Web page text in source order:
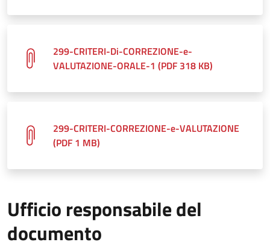
299-CRITERI-Di-CORREZIONE-e-
VALUTAZIONE-ORALE-1 (PDF 318 KB)
299-CRITERI-CORREZIONE-e-VALUTAZIONE
(PDF 1 MB)
Ufficio responsabile del
documento